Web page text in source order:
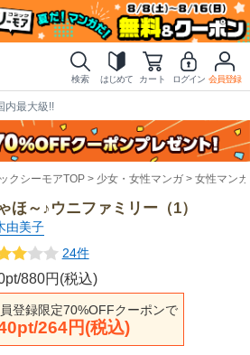
検索 はじめて カート ログイン 会員登録
内最大級!!
クシーモアTOP 少女・女性マンガ 女性マンガ
ほ～♪ウニファミリー（1）
由美子
24件
880円(税込)
登録限定70%OFFクーポンで
264円(税込)